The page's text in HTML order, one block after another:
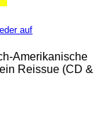
auf
Amerikanische
Reissue (CD &